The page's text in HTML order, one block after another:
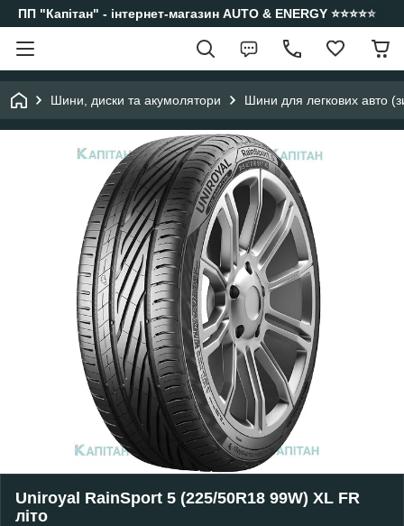
ПП "Капітан" - інтернет-магазин AUTO & ENERGY ⭐️⭐️⭐️⭐️⭐️
Шини, диски та акумолятори Шини для легкових авто
Uniroyal RainSport 5 (225/50R18 99W) XL FR
літо